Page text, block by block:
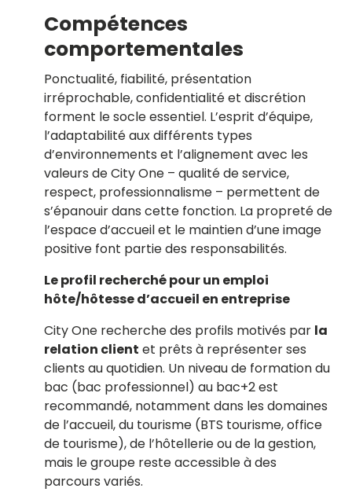
Compétences
comportementales
Ponctualité, fiabilité, présentation
irréprochable, confidentialité et discrétion
forment le socle essentiel. L’esprit d’équipe,
l’adaptabilité aux différents types
d’environnements et l’alignement avec les
valeurs de City One – qualité de service,
respect, professionnalisme – permettent de
s’épanouir dans cette fonction. La propreté de
l’espace d’accueil et le maintien d’une image
positive font partie des responsabilités.
Le profil recherché pour un emploi
hôte/hôtesse d’accueil en entreprise
City One recherche des profils motivés par la
relation client et prêts à représenter ses
clients au quotidien. Un niveau de formation du
bac (bac professionnel) au bac+2 est
recommandé, notamment dans les domaines
de l’accueil, du tourisme (BTS tourisme, office
de tourisme), de l’hôtellerie ou de la gestion,
mais le groupe reste accessible à des
parcours variés.